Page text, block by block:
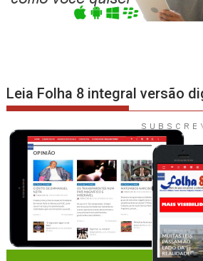
Leia Folha 8 integral versão